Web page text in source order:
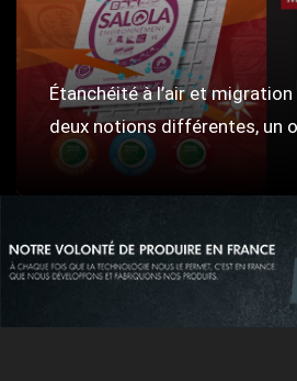
Étanchéité à l’air et migration
deux notions différentes, un